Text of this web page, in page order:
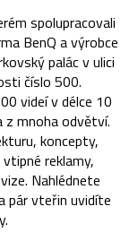
spolupracovali
BenQ a výrobce
palác v ulici
číslo 500.
videí v délce 10
mnoha odvětví.
koncepty,
reklamy,
Nahlédnete
pár vteřin uvidíte